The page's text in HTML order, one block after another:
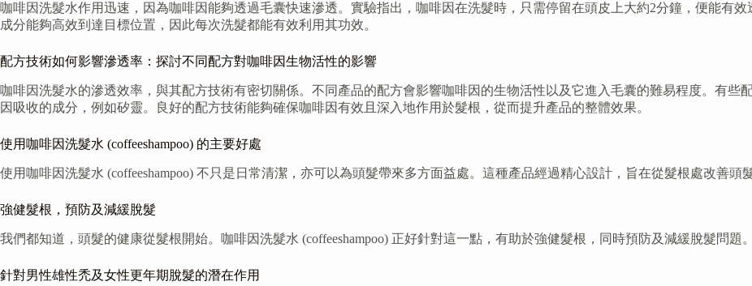
咖啡因洗髮水作用迅速，因為咖啡因能夠透過毛囊快速滲透。實驗指出，咖啡因在洗髮時，只需停留在頭皮上大約2分鐘，便能有
成分能夠高效到達目標位置，因此每次洗髮都能有效利用其功效。
配方技術如何影響滲透率：探討不同配方對咖啡因生物活性的影響
咖啡因洗髮水的滲透效率，與其配方技術有密切關係。不同產品的配方會影響咖啡因的生物活性以及它進入毛囊的難易程度。有些
因吸收的成分，例如矽靈。良好的配方技術能夠確保咖啡因有效且深入地作用於髮根，從而提升產品的整體效果。
使用咖啡因洗髮水 (coffeeshampoo) 的主要好處
使用咖啡因洗髮水 (coffeeshampoo) 不只是日常清潔，亦可以為頭髮帶來多方面益處。這種產品經過精心設計，旨在從髮根處改善頭
強健髮根，預防及減緩脫髮
我們都知道，頭髮的健康從髮根開始。咖啡因洗髮水 (coffeeshampoo) 正好針對這一點，有助於強健髮根，同時預防及減緩脫髮問題。
針對男性雄性禿及女性更年期脫髮的潛在作用